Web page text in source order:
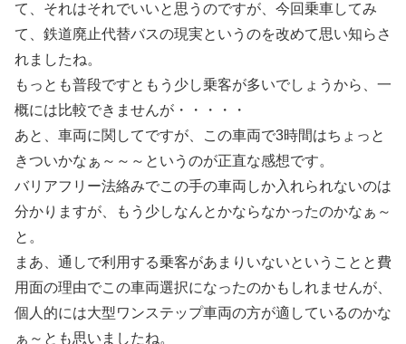
て、それはそれでいいと思うのですが、今回乗車してみ
て、鉄道廃止代替バスの現実というのを改めて思い知らさ
れましたね。
もっとも普段ですともう少し乗客が多いでしょうから、一
概には比較できませんが・・・・・
あと、車両に関してですが、この車両で3時間はちょっと
きついかなぁ～～～というのが正直な感想です。
バリアフリー法絡みでこの手の車両しか入れられないのは
分かりますが、もう少しなんとかならなかったのかなぁ～
と。
まあ、通しで利用する乗客があまりいないということと費
用面の理由でこの車両選択になったのかもしれませんが、
個人的には大型ワンステップ車両の方が適しているのかな
ぁ～とも思いましたね。